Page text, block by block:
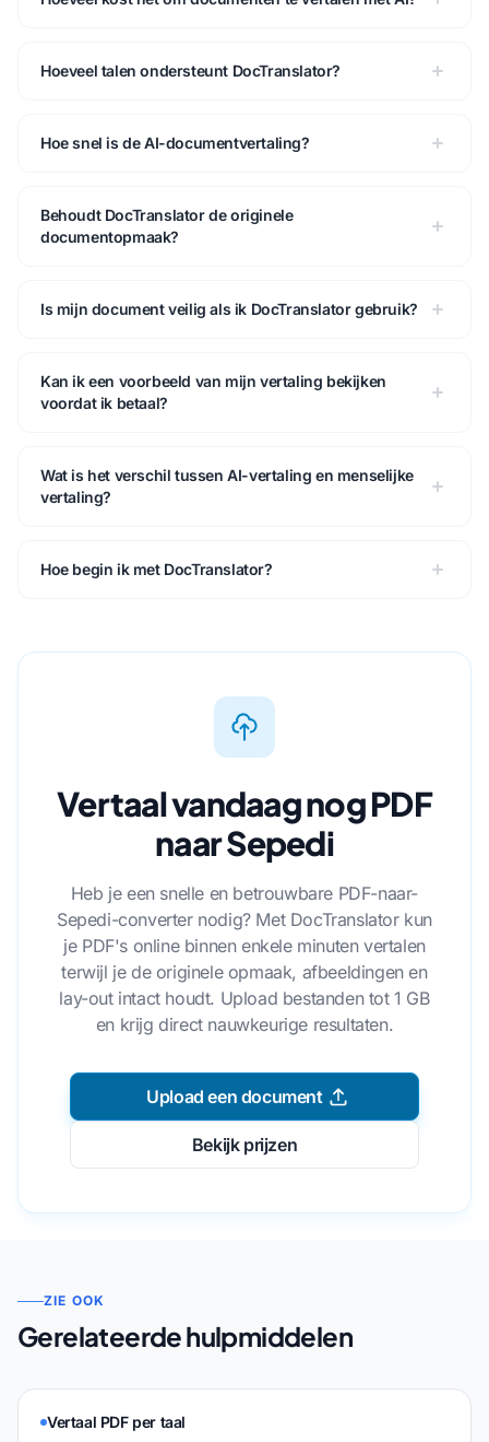
Hoeveel talen ondersteunt DocTranslator?
Hoe snel is de AI-documentvertaling?
Behoudt DocTranslator de originele
documentopmaak?
Is mijn document veilig als ik DocTranslator gebruik?
Kan ik een voorbeeld van mijn vertaling bekijken
voordat ik betaal?
Wat is het verschil tussen AI-vertaling en menselijke
vertaling?
Hoe begin ik met DocTranslator?
Vertaal vandaag nog PDF
naar Sepedi
Heb je een snelle en betrouwbare PDF-naar-
Sepedi-converter nodig? Met DocTranslator kun
je PDF's online binnen enkele minuten vertalen
terwijl je de originele opmaak, afbeeldingen en
lay-out intact houdt. Upload bestanden tot 1 GB
en krijg direct nauwkeurige resultaten.
Upload een document
Bekijk prijzen
ZIE OOK
Gerelateerde hulpmiddelen
Vertaal PDF per taal